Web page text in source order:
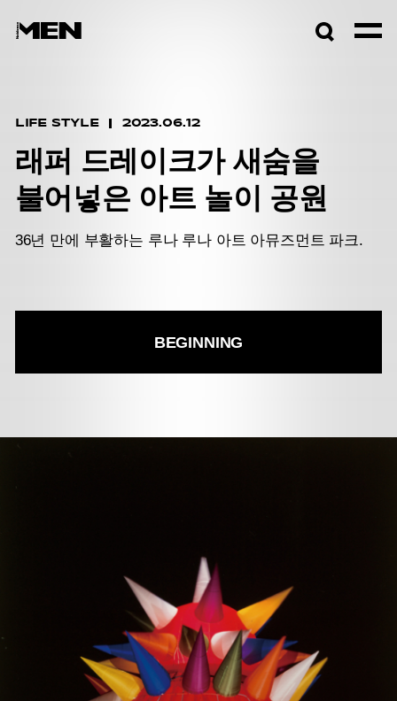
LIFE STYLE 2023.06.12
래퍼 드레이크가 새숨을
불어넣은 아트 놀이 공원
36년 만에 부활하는 루나 루나 아트 아뮤즈먼트 파크.
BEGINNING